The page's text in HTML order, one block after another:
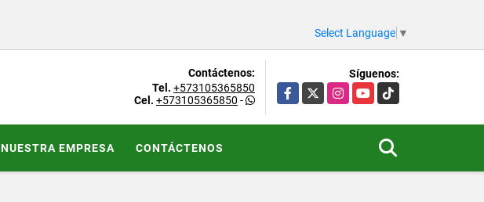
Select Language ▼
Contáctenos:
Tel. +573105365850
Cel. +573105365850 -
Síguenos:
Facebook
X InstagramYouTubeTikTok
NUESTRA EMPRESA CONTÁCTENOS